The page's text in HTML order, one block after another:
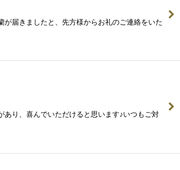
届きましたと、先方様からお礼のご連絡をいた
り、喜んでいただけると思います♪いつもご対